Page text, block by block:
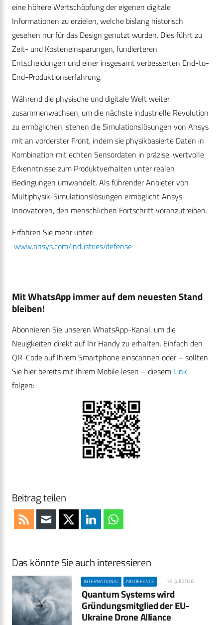
eine höhere Wertschöpfung der eigenen digitale
Informationen zu erzielen, welche bislang historisch
gesehen nur für das Design genutzt wurden. Dies führt zu
Zeit- und Kosteneinsparungen, fundierteren
Entscheidungen und einer insgesamt verbesserten End-to-
End-Produktionserfahrung.
Während die physische und digitale Welt weiter
zusammenwachsen, um die nächste industrielle Revolution
zu ermöglichen, stehen die Simulationslösungen von Ansys
mit an vorderster Front, indem sie physikbasierte Daten in
Kombination mit echten Sensordaten in präzise, wertvolle
Erkenntnisse zum Produktverhalten unter realen
Bedingungen umwandelt. Als führender Anbieter von
Multiphysik-Simulationslösungen ermöglicht Ansys
Innovatoren, den menschlichen Fortschritt voranzutreiben.
Erfahren Sie mehr unter:
www.ansys.com/industries/defense
Mit WhatsApp immer auf dem neuesten Stand
bleiben!
Abonnieren Sie unseren WhatsApp-Kanal, um die
Neuigkeiten direkt auf Ihr Handy zu erhalten. Einfach den
QR-Code auf Ihrem Smartphone einscannen oder – sollten
Sie hier bereits mit Ihrem Mobile lesen – diesem Link
folgen:
Beitrag teilen
Das könnte Sie auch interessieren
INTERNATIONAL AIR DEFENCE 16. Juli 2026
Quantum Systems wird
Gründungsmitglied der EU-
Ukraine Drone Alliance